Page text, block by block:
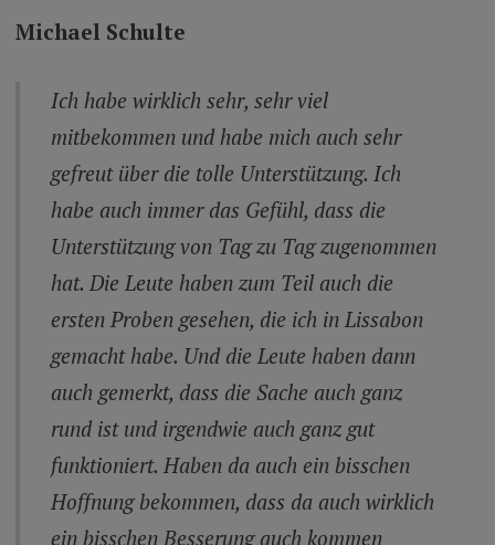
Michael Schulte
Ich habe wirklich sehr, sehr viel
mitbekommen und habe mich auch sehr
gefreut über die tolle Unterstützung. Ich
habe auch immer das Gefühl, dass die
Unterstützung von Tag zu Tag zugenommen
hat. Die Leute haben zum Teil auch die
ersten Proben gesehen, die ich in Lissabon
gemacht habe. Und die Leute haben dann
auch gemerkt, dass die Sache auch ganz
rund ist und irgendwie auch ganz gut
funktioniert. Haben da auch ein bisschen
Hoffnung bekommen, dass da auch wirklich
ein bisschen Besserung auch kommen